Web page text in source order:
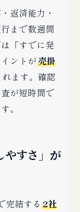
返済能力・
まで数週間
「すでに発
ントが売掛
れます。確認
が短時間で
。
やすさ」が
完結する 2社